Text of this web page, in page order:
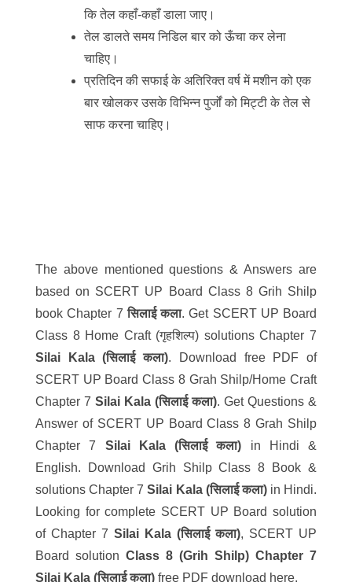
कि तेल कहाँ-कहाँ डाला जाए।
तेल डालते समय निडिल बार को ऊँचा कर लेना
चाहिए।
प्रतिदिन की सफाई के अतिरिक्त वर्ष में मशीन को एक
बार खोलकर उसके विभिन्न पुर्जों को मिट्टी के तेल से
साफ करना चाहिए।
The above mentioned questions & Answers are
based on SCERT UP Board Class 8 Grih Shilp
book Chapter 7सिलाई कला. Get SCERT UP Board
Class 8 Home Craft (गृहशिल्प) solutions Chapter 7
Silai Kala (सिलाई कला). Download free PDF of
SCERT UP Board Class 8 Grah Shilp/Home Craft
Chapter 7 Silai Kala (सिलाई कला). Get Questions &
Answer of SCERT UP Board Class 8 Grah Shilp
Chapter 7 Silai Kala (सिलाई कला) in Hindi &
English. Download Grih Shilp Class 8 Book &
solutions Chapter 7Silai Kala (सिलाई कला) in Hindi.
Looking for complete SCERT UP Board solution
of Chapter 7 Silai Kala (सिलाई कला), SCERT UP
Board solution Class 8 (Grih Shilp) Chapter 7
Silai Kala (सिलाई कला) free PDF download here.